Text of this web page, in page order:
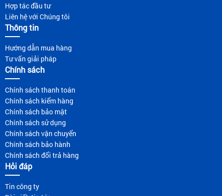
Hợp tác đầu tư
Liên hệ với Chúng tôi
Thông tin
Hướng dẫn mua hàng
Tư vấn giải pháp
Chính sách
Chính sách thanh toán
Chính sách kiểm hàng
Chính sách bảo mật
Chính sách sử dụng
Chính sách vận chuyển
Chính sách bảo hành
Chính sách đổi trả hàng
Hỏi đáp
Tin công ty